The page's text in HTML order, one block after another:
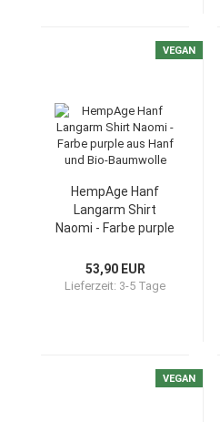
VEGAN
HempAge Hanf
Langarm Shirt
Naomi - Farbe purple
Baumwolle
53,90 EUR
Lieferzeit: 3-5 Tage
VEGAN